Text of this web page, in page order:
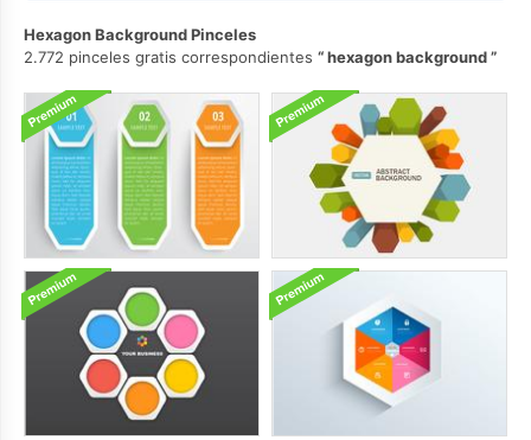
Hexagon Background Pinceles
2.772 pinceles gratis correspondientes
hexagon background